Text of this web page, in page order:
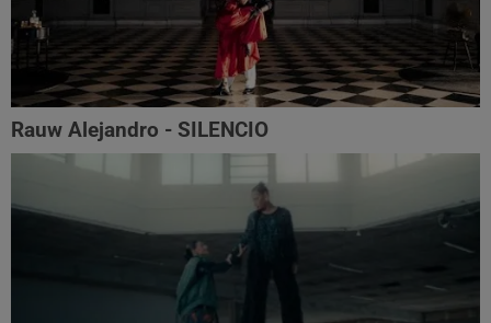
Rauw Alejandro - SILENCIO